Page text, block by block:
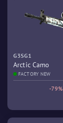
G3SG1
Arctic Camo
FACTORY NEW
-79%